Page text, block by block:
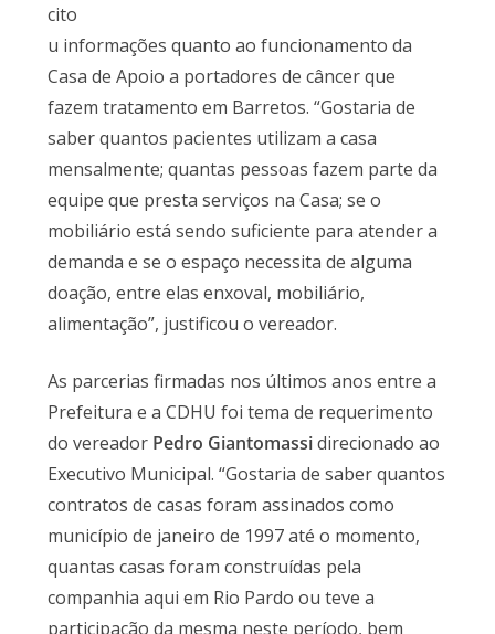
cito
u informações quanto ao funcionamento da
Casa de Apoio a portadores de câncer que
fazem tratamento em Barretos. “Gostaria de
saber quantos pacientes utilizam a casa
mensalmente; quantas pessoas fazem parte da
equipe que presta serviços na Casa; se o
mobiliário está sendo suficiente para atender a
demanda e se o espaço necessita de alguma
doação, entre elas enxoval, mobiliário,
alimentação”, justificou o vereador.
As parcerias firmadas nos últimos anos entre a
Prefeitura e a CDHU foi tema de requerimento
do vereador Pedro Giantomassidirecionado ao
Executivo Municipal. “Gostaria de saber quantos
contratos de casas foram assinados como
município de janeiro de 1997 até o momento,
quantas casas foram construídas pela
companhia aqui em Rio Pardo ou teve a
participação da mesma neste período, bem